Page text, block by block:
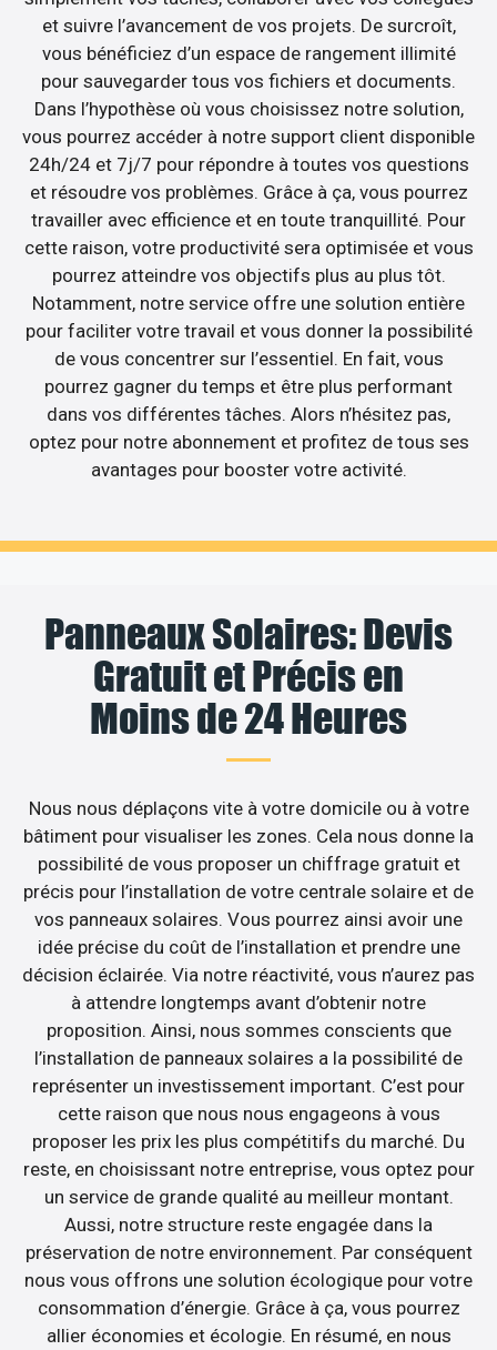
et suivre l’avancement de vos projets. De surcroît,
vous bénéficiez d’un espace de rangement illimité
pour sauvegarder tous vos fichiers et documents.
Dans l’hypothèse où vous choisissez notre solution,
vous pourrez accéder à notre support client disponible
24h/24 et 7j/7 pour répondre à toutes vos questions
et résoudre vos problèmes. Grâce à ça, vous pourrez
travailler avec efficience et en toute tranquillité. Pour
cette raison, votre productivité sera optimisée et vous
pourrez atteindre vos objectifs plus au plus tôt.
Notamment, notre service offre une solution entière
pour faciliter votre travail et vous donner la possibilité
de vous concentrer sur l’essentiel. En fait, vous
pourrez gagner du temps et être plus performant
dans vos différentes tâches. Alors n’hésitez pas,
optez pour notre abonnement et profitez de tous ses
avantages pour booster votre activité.
Panneaux Solaires: Devis
Gratuit et Précis en
Moins de 24 Heures
Nous nous déplaçons vite à votre domicile ou à votre
bâtiment pour visualiser les zones. Cela nous donne la
possibilité de vous proposer un chiffrage gratuit et
précis pour l’installation de votre centrale solaire et de
vos panneaux solaires. Vous pourrez ainsi avoir une
idée précise du coût de l’installation et prendre une
décision éclairée. Via notre réactivité, vous n’aurez pas
à attendre longtemps avant d’obtenir notre
proposition. Ainsi, nous sommes conscients que
l’installation de panneaux solaires a la possibilité de
représenter un investissement important. C’est pour
cette raison que nous nous engageons à vous
proposer les prix les plus compétitifs du marché. Du
reste, en choisissant notre entreprise, vous optez pour
un service de grande qualité au meilleur montant.
Aussi, notre structure reste engagée dans la
préservation de notre environnement. Par conséquent
nous vous offrons une solution écologique pour votre
consommation d’énergie. Grâce à ça, vous pourrez
allier économies et écologie. En résumé, en nous